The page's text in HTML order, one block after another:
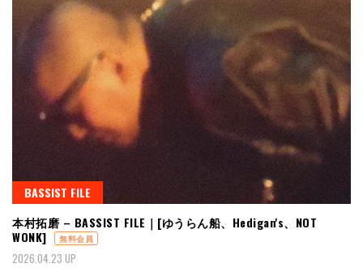
BASSIST FILE
本村拓磨 – BASSIST FILE｜[ゆうらん船、Hedigan's、NOT
WONK]
無料会員
2026.04.23 UP